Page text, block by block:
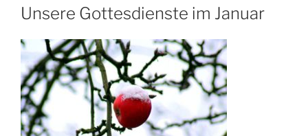
AM
Unsere Gottesdienste im Januar